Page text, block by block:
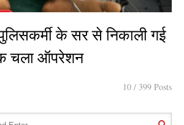
पुलिसकर्मी के सर से निकाली गई
चला ऑपरेशन
10 / 399 Posts